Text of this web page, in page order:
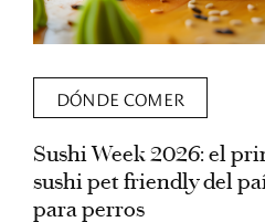
DÓNDE COMER
Sushi Week 2026: el
sushi pet friendly del
para perros